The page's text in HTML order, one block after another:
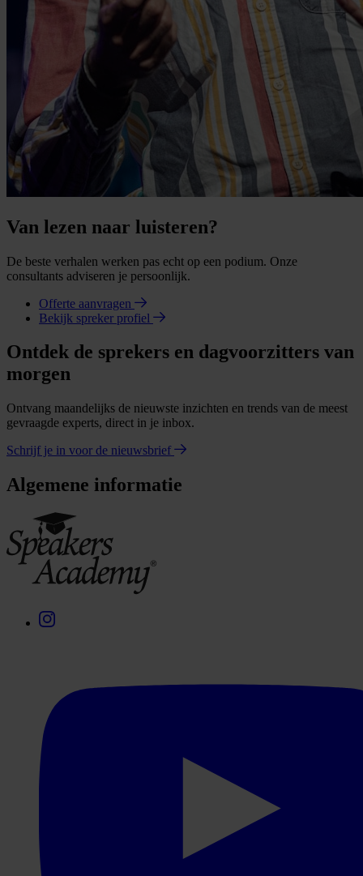
Van lezen naar luisteren?
De beste verhalen werken pas echt op een podium. Onze
consultants adviseren je persoonlijk.
Offerte aanvragen
Bekijk spreker profiel
Ontdek de sprekers en dagvoorzitters van
morgen
Ontvang maandelijks de nieuwste inzichten en trends van de meest
gevraagde experts, direct in je inbox.
Schrijf je in voor de nieuwsbrief
Algemene informatie